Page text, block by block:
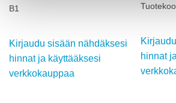
B1
Kirjaudu sisään nähdäksesi
hinnat ja käyttääksesi
verkkokauppaa
hinnat